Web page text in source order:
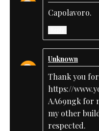
Capolavoro.
Unknown
Thank you
https://
AA69ngk for
my other
respected.